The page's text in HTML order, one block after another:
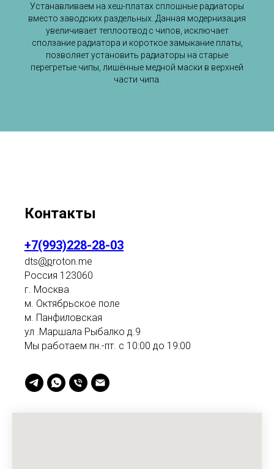
Устанавливаем на хеш-платах сплошные радиаторы
вместо заводских раздельных. Данная модернизация
увеличивает теплоотвод с чипов, исключает
сползание радиатора и короткое замыкание платы,
позволяет установить радиаторы на старые
перегретые чипы, лишённые медной маски в верхней
части чипа.
Контакты
+7(993)228-28-03
dts@proton.me
Россия 123060
г. Москва
м. Октябрьское поле
м. Панфиловская
ул .Маршала Рыбалко д.9
Мы работаем пн.-пт. с 10:00 до 19:00